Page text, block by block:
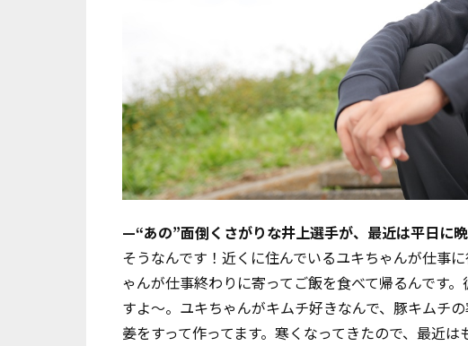
—“あの”面倒くさがりな井上選手が、最近は平日に
そうなんです！近くに住んでいるユキちゃんが仕事
ゃんが仕事終わりに寄ってご飯を食べて帰るんです
すよ～。ユキちゃんがキムチ好きなんで、豚キムチ
姜をすって作ってます。寒くなってきたので、最近